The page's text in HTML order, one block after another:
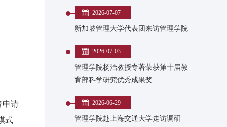
申请
式
2026-07-07
新加坡管理大学代表团来访管理学院
2026-07-03
管理学院杨治教授专著荣获第十届教
育部科学研究优秀成果奖
2026-06-29
管理学院赴上海交通大学走访调研